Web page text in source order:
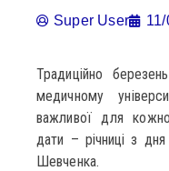
Super User
Традиційно
медичному
важливої для
дати – річниці з
Шевченка.